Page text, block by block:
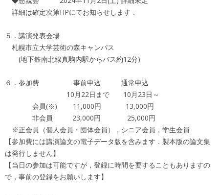
詳細は確定次第HPにてお知らせします．
５．講演発表会場
札幌市立大学芸術の森キャンパス
(地下鉄南北線真駒内駅からバス約12分)
６．参加費 事前申込 通常申込
10月22日まで 10月23日～
会員(※) 11,000円 13,000円
非会員 23,000円 25,000円
※正会員（個人会員・団体会員），シニア会員，学生会員
【参加費には講演論文の電子データ版を含みます．製本版の論文集
は発行しません】
【当日の参加は可能ですが，登録に時間を要することもありますの
で，事前の登録をお願いします】